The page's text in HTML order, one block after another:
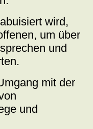
wird,
um über
und
mit der
und